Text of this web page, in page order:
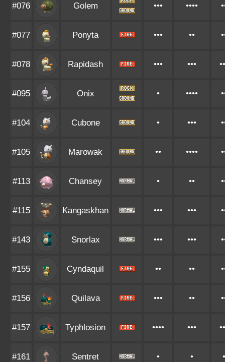
#076 Golem ••• ••••
#077 Ponyta ••• ••
#078 Rapidash ••• •••
#095 Onix • ••••
#104 Cubone • •••
#105 Marowak •• ••••
#113 Chansey • ••
#115 Kangaskhan ••• •••
#143 Snorlax ••• •••
#155 Cyndaquil •• ••
#156 Quilava ••• ••
#157 Typhlosion •••• •••
#161 Sentret • •